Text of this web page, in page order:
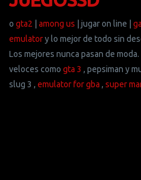
JUEGOSSD
ogta2|among us| jugar on line |
emulatory lo mejor de todo sin
Los mejores nunca pasan de
veloces comogta 3, pepsiman y